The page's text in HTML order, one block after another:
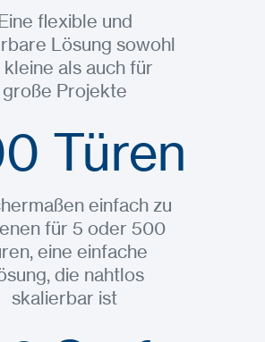
flexible und
Lösung sowohl
als auch für
große Projekte
Türen
einfach zu
für 5 oder 500
eine einfache
die nahtlos
skalierbar ist